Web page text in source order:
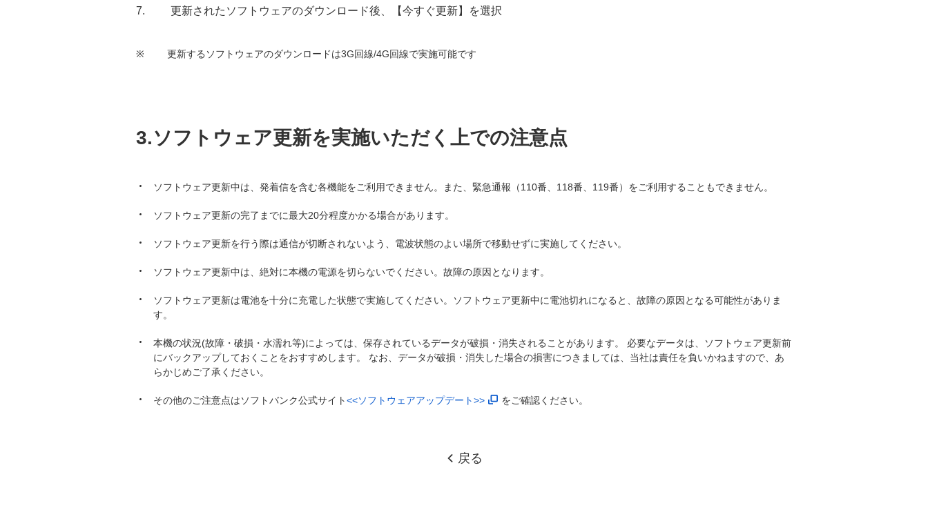
更新されたソフトウェアのダウンロード後、【今すぐ更新】を選択
※ 更新するソフトウェアのダウンロードは3G回線/4G回線で実施可能です
3.ソフトウェア更新を実施いただく上での注意点
ソフトウェア更新中は、発着信を含む各機能をご利用できません。また、緊急通報（110番、118番、119番）をご利用することもできません。
ソフトウェア更新の完了までに最大20分程度かかる場合があります。
ソフトウェア更新を行う際は通信が切断されないよう、電波状態のよい場所で移動せずに実施してください。
ソフトウェア更新中は、絶対に本機の電源を切らないでください。故障の原因となります。
ソフトウェア更新は電池を十分に充電した状態で実施してください。ソフトウェア更新中に電池切れになると、故障の原因となる可能性がありま
す。
本機の状況(故障・破損・水濡れ等)によっては、保存されているデータが破損・消失されることがあります。 必要なデータは、ソフトウェア更新前
にバックアップしておくことをおすすめします。 なお、データが破損・消失した場合の損害につきましては、当社は責任を負いかねますので、あ
らかじめご了承ください。
その他のご注意点はソフトバンク公式サイト<<ソフトウェアアップデート>> をご確認ください。
戻る